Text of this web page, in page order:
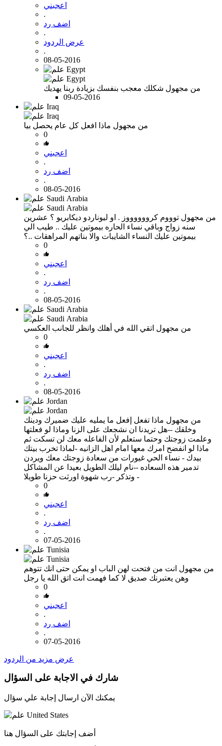
اعجبني
.
اضف رد
.
عرض الردود
.
08-05-2016
من مجهول شكلك معجب بنفسك بزيادة ربنا يهديك
09-05-2016
من مجهول ماذا افعل كل عام يحصل بيا
0
اعجبني
.
اضف رد
.
08-05-2016
من مجهول توووم كرووووووز . او ليوناردو ديكابريو ؟ عشرين
سنه زواج وباقي نساء الحاره بيموتين عليك .. طيب الي
بيموتين عليك النساء الشايبات والا بناتهم المراهقات ..؟
0
اعجبني
.
اضف رد
.
08-05-2016
من مجهول اتقي الله في أهلك وانظر للجانب العكسي
0
اعجبني
.
اضف رد
.
08-05-2016
من مجهول ماذا تفعل إفعل ما يمليه عليك ضميرك ودينك
وخلقك --هل تريدنا ان نشجعك على الزنا وماذا لو فعلتها
وعلمت زوجتك وحتما ستعلم لأن الفاعله معك لن تسكت ثم
ماذا لو انفضح امرك معها امام اهل الزانيه -لماذا تخرب بيتك
بيدك - نساء الحي غيورات من سعادة زوجتك معك ويردن
تدمير هذه السعاده --نام ليلك الطويل بعيدا عن المشاكل
وتذكر -رب شهوة اورثت حزنا طويلا -
0
اعجبني
.
اضف رد
.
07-05-2016
من مجهول انت من فتحت لهن الباب او يمكن حتى انك تتوهم
وهن يعتبرنك صديق لا كما فهمت انت اتق الله يا رجل
0
اعجبني
.
اضف رد
.
07-05-2016
عرض مزيد من الردود
شارك في الاجابة على السؤال
يمكنك الآن ارسال إجابة علي سؤال
أضف إجابتك على السؤال هنا